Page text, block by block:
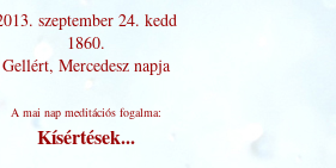
szeptember 24. kedd
1860.
Gellért, Mercedesz napja
A mai nap meditációs fogalma:
Kísértések...